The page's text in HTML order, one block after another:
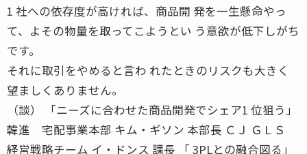
1 社への依存度が高ければ、商品開 発を一生懸命やっ
て、よその物量を取ってこようとい う意欲が低下しがち
です。
それに取引をやめると言わ れたときのリスクも大きく
望ましくありません。
（談） 「ニーズに合わせた商品開発でシェア1 位狙う」
韓進 宅配事業本部 キム・ギソン 本部長 ＣＪ ＧＬＳ
経営戦略チーム イ・ドンス 課長 「 3PLとの融合図る」